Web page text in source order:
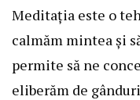
Meditația este o
calmăm mintea și
permite să ne
eliberăm de